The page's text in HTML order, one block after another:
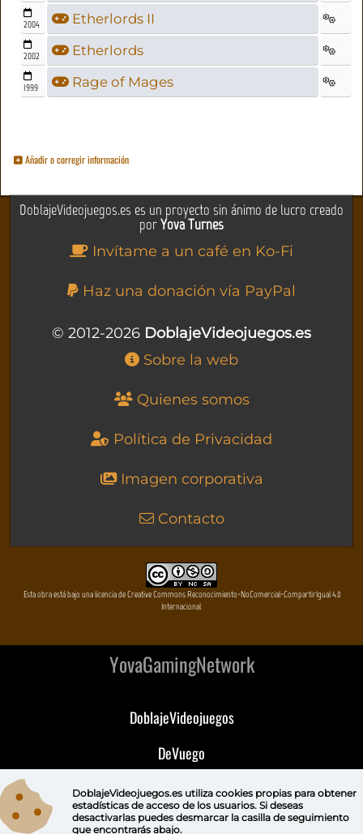
2004 Etherlords II
2002 Etherlords
1999 Rage of Mages
Añadir o corregir información
DoblajeVideojuegos.es es un proyecto sin ánimo de lucro creado
porYova Turnes
Invítame a un café en Ko-Fi
Haz una donación vía PayPal
© 2012-2026 DoblajeVideojuegos.es
Sobre la web
Quienes somos
Política de Privacidad
Imagen corporativa
Contacto
Esta obra está bajo una licencia de Creative Commons Reconocimiento-NoComercial-CompartirIgual 4.0
Internacional
YovaGamingNetwork
DoblajeVideojuegos
DeVuego
DeVuego GAL
DeVuego LATAM
DoblajeVideojuegos.es utiliza cookies propiaspara obtener
estadísticas de acceso de los usuarios. Si deseas
desactivarlas puedes desmarcar la casilla de seguimiento
que encontrarás abajo.